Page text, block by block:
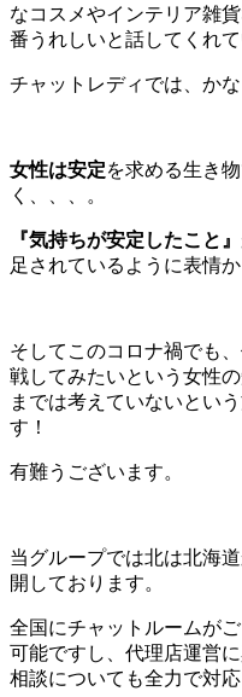
なコスメやインテリア雑
番うれしいと話してくれて
チャットレディでは、か
女性は安定を求める生き物
く、、、。
『気持ちが安定したこと』
足されているように表情か
そしてこのコロナ禍でも
戦してみたいという女性
までは考えていないとい
す！
有難うございます。
当グループでは北は北海
開しております。
全国にチャットルームが
可能ですし、代理店運営
相談についても全力で対応